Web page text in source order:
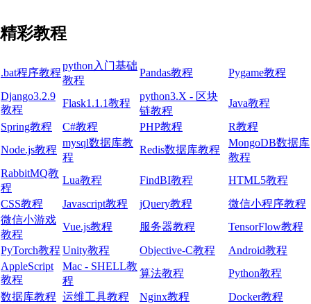
精彩教程
.bat程序教程
python入门基础
教程
Pandas教程
Pygame教程
Django3.2.9
教程
Flask1.1.1教程
python3.X - 区块
链教程
Java教程
Spring教程
C#教程 PHP教程
R教程
Node.js教程
mysql数据库教
程
Redis数据库教程
MongoDB数据库
教程
RabbitMQ教
程
Lua教程 FindBI教程
HTML5教程
CSS教程
Javascript教程 jQuery教程
微信小程序教程
微信小游戏
教程
Vue.js教程 服务器教程
TensorFlow教程
PyTorch教程 Unity教程 Objective-C教程
Android教程
AppleScript
教程
Mac - SHELL教
程
算法教程
Python教程
数据库教程 运维工具教程 Nginx教程
Docker教程